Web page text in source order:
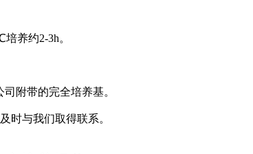
养约2-3h。
附带的完全培养基。
时与我们取得联系。